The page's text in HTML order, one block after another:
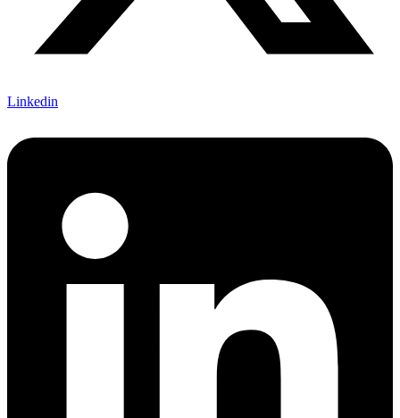
Linkedin